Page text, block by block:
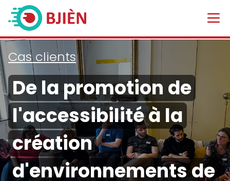
Cas clients
De la promotion de
l'accessibilité à la
création
d'environnements de